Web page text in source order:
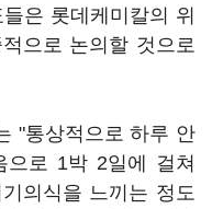
은 롯데케미칼의 위
으로 논의할 것으로
"통상적으로 하루 안
로 1박 2일에 걸쳐
의식을 느끼는 정도